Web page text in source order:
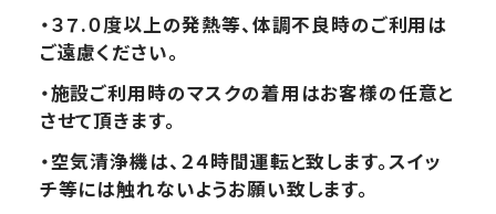
・３７.０度以上の発熱等、体調不良時のご利用は
ご遠慮ください。
・施設ご利用時のマスクの着用はお客様の任意と
させて頂きます。
・空気清浄機は、２４時間運転と致します。スイッ
チ等には触れないようお願い致します。